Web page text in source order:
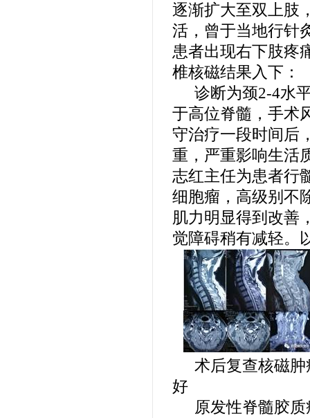
逐渐扩大至双上肢
活，曾于当地行针
患者出现右下肢疼
椎核磁结果入下：
诊断为颈2-4水
于高位脊髓，手术
守治疗一段时间后
重，严重影响生活
志红主任为患者行
细胞瘤，高级别不
肌力明显得到改善
觉障碍稍有减轻。
术后复查核磁
好
原发性脊髓胶